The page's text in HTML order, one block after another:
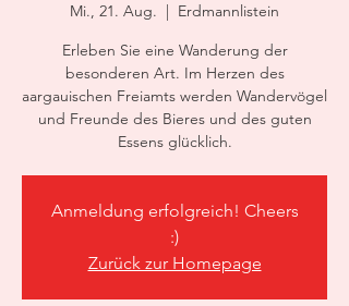
Mi., 21. Aug.
  |
Erdmannlistein
Erleben Sie eine Wanderung der
besonderen Art. Im Herzen des
aargauischen Freiamts werden Wandervögel
und Freunde des Bieres und des guten
Essens glücklich.
Anmeldung erfolgreich! Cheers
:)
Zurück zur Homepage